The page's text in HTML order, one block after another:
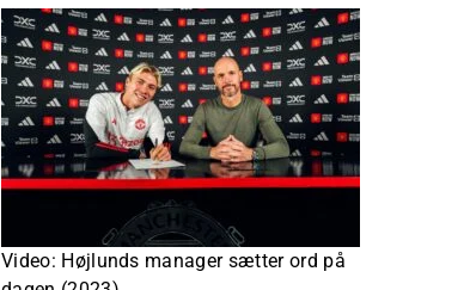
Video: Højlunds manager sætter ord på